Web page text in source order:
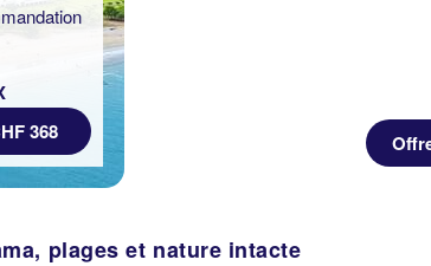
368
plages et nature intacte